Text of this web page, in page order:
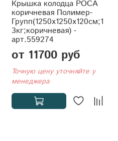
Крышка колодца РОСА
коричневая Полимер-
Групп(1250x1250x120см;1
3кг;коричневая) -
арт.559274
от 11700 руб
Точную цену уточняйте у
менеджера